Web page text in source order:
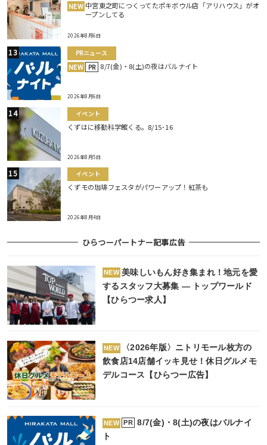
NEW 中宮東之町につくってたポキボウル店「アリハウス」がオ
ープンしてる
2026年8月6日
PRニュース
NEW PR 8/7(金)・8(土)の夜はバルナイト
2026年8月6日
イベント
くずはに移動科学館くる。8/15･16
2026年8月5日
イベント
くずモの珈琲フェスタがパワーアップ！紅茶も
2026年8月4日
ひらつーパートナー記事広告
NEW 美味しいもん好き集まれ！地元を愛
するスタッフ大募集 ― トップワールド
【ひらつー求人】
NEW
〈2026年版〉ニトリモール枚方の
飲食店14店舗イッキ見せ！休日グルメモ
デルコース【ひらつー広告】
NEW PR
8/7(金)・8(土)の夜はバルナイ
ト